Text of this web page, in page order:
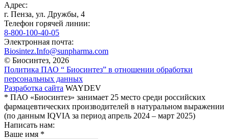
Адрес:
г. Пенза, ул. Дружбы, 4
Телефон горячей линии:
8-800-100-40-05
Электронная почта:
Biosintez.Info@sunpharma.com
© Биосинтез, 2026
Политика ПАО “ Биосинтез” в отношении обработки
персональных данных
Разработка сайта WAYDEV
* ПАО «Биосинтез» занимает 25 место среди российских
фармацевтических производителей в натуральном выражении
(по данным IQVIA за период апрель 2024 – март 2025)
Написать нам:
Ваше имя *